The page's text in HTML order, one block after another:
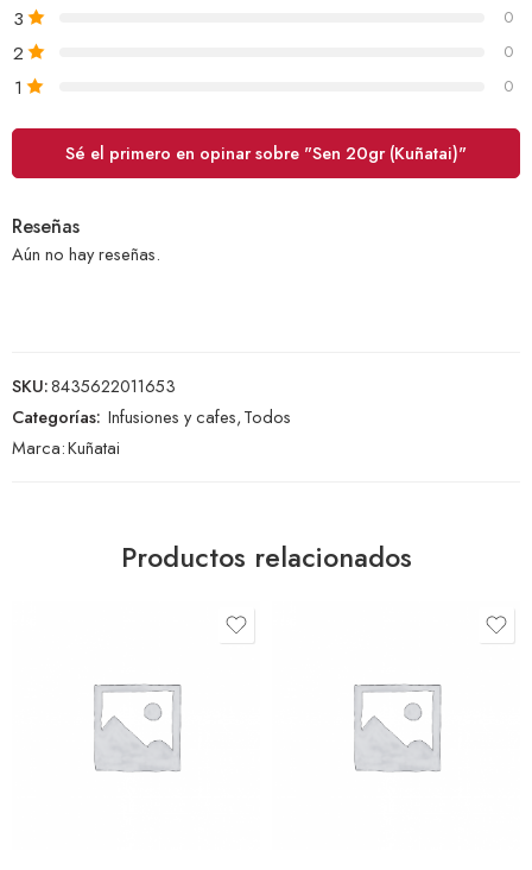
3 0
2 0
1 0
Sé el primero en opinar sobre "Sen 20gr (Kuñatai)"
Reseñas
Aún no hay reseñas.
SKU:8435622011653
Categorías: Infusiones y cafes,Todos
Marca:Kuñatai
Productos relacionados